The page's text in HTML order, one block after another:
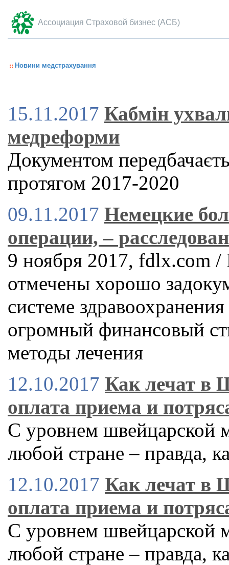
Ассоциация Страховой бизнес (АСБ)
Новини медстрахування
15.11.2017 Кабмін
медреформи
Документом
протягом 2017-2020
09.11.2017 Немецкие
операции, –
9 ноября 2017, fdlx.com
отмечены хорошо
системе
огромный финансовый
методы лечения
12.10.2017 Как лечат в
оплата приема и
С уровнем швейцарской
любой стране – правда,
12.10.2017 Как лечат в
оплата приема и
С уровнем швейцарской
любой стране – правда,